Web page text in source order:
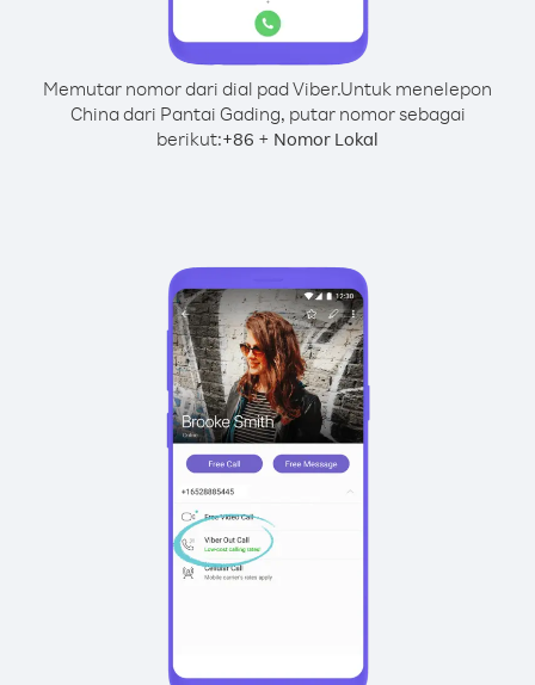
Memutar nomor dari dial pad Viber.Untuk menelepon
China dari Pantai Gading, putar nomor sebagai
berikut:+86 + Nomor Lokal